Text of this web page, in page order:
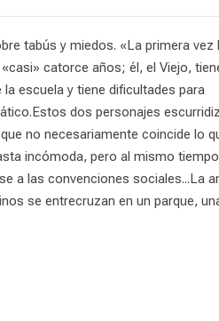
tabús y miedos. «La primera vez
catorce años; él, el Viejo,
escuela y tiene dificultades para
dos personajes
no necesariamente coincide lo
incómoda, pero al mismo tiempo
a las convenciones sociales...La
se entrecruzan en un parque,